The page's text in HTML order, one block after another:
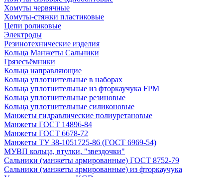
Хомуты червячные
Хомуты-стяжки пластиковые
Цепи роликовые
Электроды
Резинотехнические изделия
Кольца Манжеты Сальники
Грязесъёмники
Кольца направляющие
Кольца уплотнительные в наборах
Кольца уплотнительные из фторкаучука FPM
Кольца уплотнительные резиновые
Кольца уплотнительные силиконовые
Манжеты гидравлические полиуретановые
Манжеты ГОСТ 14896-84
Манжеты ГОСТ 6678-72
Манжеты ТУ 38-1051725-86 (ГОСТ 6969-54)
МУВП кольца, втулки, "звездочки"
Сальники (манжеты армированные) ГОСТ 8752-79
Сальники (манжеты армированные) из фторкаучука